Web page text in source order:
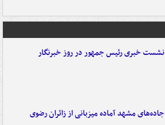
نشست خبری رئیس جمهور در روز خبرنگار
جاده‌های مشهد آماده میزبانی از زائران رضوی